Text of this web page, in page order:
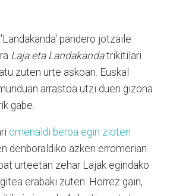
pandero jotzaile
Laja eta Landakandatrikitilari
zuten urte askoan. Euskal
arrastoa utzi duen gizona
gabe.
omenaldi beroa egin zioten
denboraldiko azken erromerian.
urteetan zehar Lajak egindako
erabaki zuten. Horrez gain,